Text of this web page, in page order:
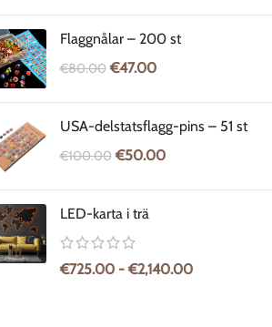
Flaggnålar – 200 st
€80.00 €47.00
USA-delstatsflagg-pins – 51 st
€100.00 €50.00
LED-karta i trä
€725.00 - €2,140.00